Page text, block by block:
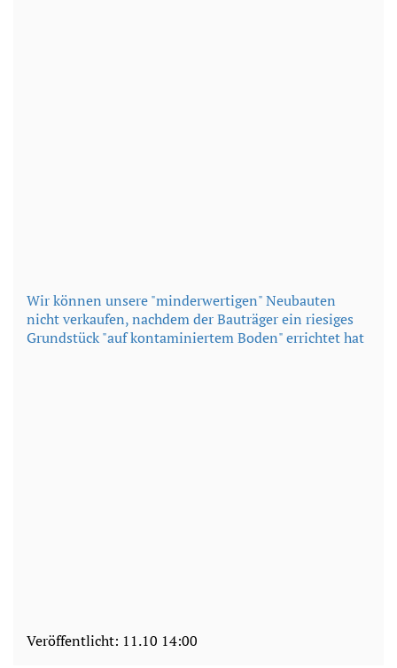
Wir können unsere "minderwertigen" Neubauten
nicht verkaufen, nachdem der Bauträger ein riesiges
Grundstück "auf kontaminiertem Boden" errichtet hat
Veröffentlicht: 11.10 14:00